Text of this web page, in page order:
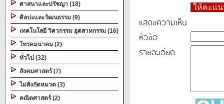
ศาสนาและปรัชญา (18)
ศิลปะและวัฒนธรรม (9)
เทคโนโลยี วิศวกรรม อุตสาหกรรม (16)
โทรคมนาคม (2)
ทั่วไป (32)
สังคมศาสตร์ (7)
ไม่สังกัดหมวด (3)
คณิตศาสตร์ (2)
ให้คะแ
แสดงความเห็น
หัวข้อ
รายละเอียด